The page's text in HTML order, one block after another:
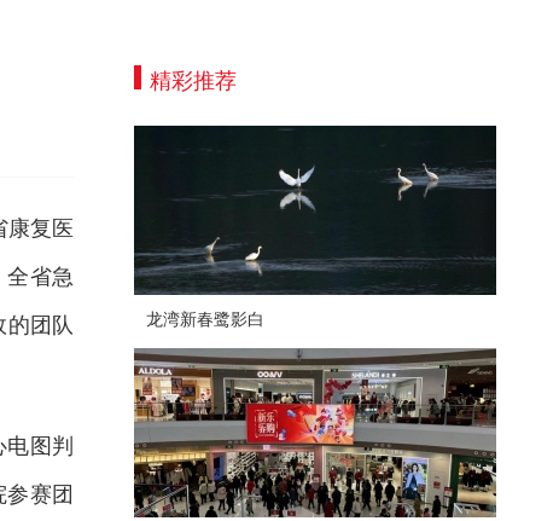
康复医
省急
团队
图判
赛团
精彩推荐
龙湾新春鹭影白